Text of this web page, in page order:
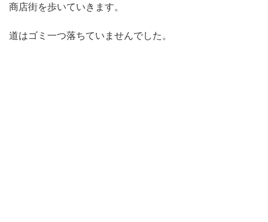
商店街を歩いていきます。
道はゴミ一つ落ちていませんでした。